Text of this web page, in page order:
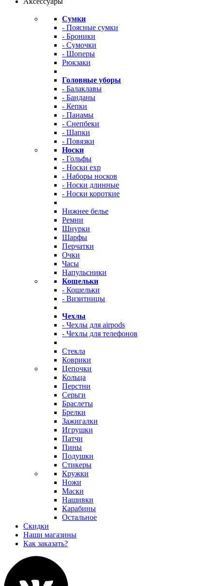
Сумки
- Поясные сумки
- Броники
- Сумочки
- Шоперы
Рюкзаки
Головные уборы
- Балаклавы
- Банданы
- Кепки
- Панамы
- Снепбеки
- Шапки
- Повязки
Носки
- Гольфы
- Носки exp
- Наборы носков
- Носки длинные
- Носки короткие
Нижнее белье
Ремни
Шнурки
Шарфы
Перчатки
Очки
Часы
Напульсники
Кошельки
- Кошельки
- Визитницы
Чехлы
- Чехлы для airpods
- Чехлы для телефонов
Стекла
Коврики
Цепочки
Кольца
Перстни
Серьги
Браслеты
Брелки
Зажигалки
Игрушки
Патчи
Пины
Подушки
Стикеры
Кружки
Ножи
Маски
Нашивки
Карабины
Остальное
Скидки
Наши магазины
Как заказать?